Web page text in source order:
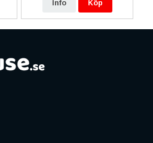
Info Köp